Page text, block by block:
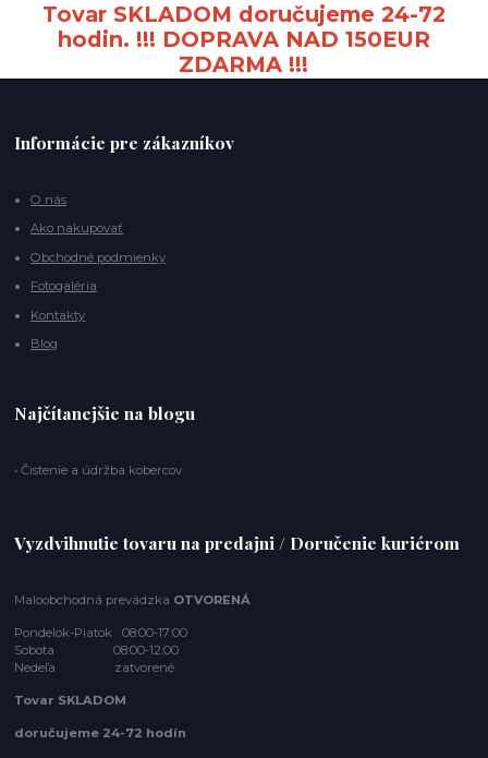
Tovar SKLADOM doručujeme 24-72
hodin. !!! DOPRAVA NAD 150EUR
ZDARMA !!!
Informácie pre zákazníkov
O nás
Ako nakupovať
Obchodné podmienky
Fotogaléria
Kontakty
Blog
Najčítanejšie na blogu
• Čistenie a údržba kobercov
Vyzdvihnutie tovaru na predajni / Doručenie kuriérom
Maloobchodná prevádzka OTVORENÁ
Pondelok-Piatok 08:00-17:00
Sobota 08:00-12:00
Nedeľa zatvorené
Tovar SKLADOM
doručujeme 24-72 hodín